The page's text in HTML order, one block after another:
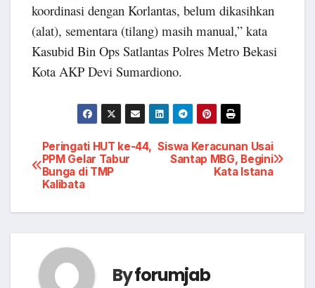
koordinasi dengan Korlantas, belum dikasihkan
(alat), sementara (tilang) masih manual,” kata
Kasubid Bin Ops Satlantas Polres Metro Bekasi
Kota AKP Devi Sumardiono.
Post
navigation
Siswa Keracunan Usai
Santap MBG, Begini
Kata Istana
Peringati HUT ke-44,
PPM Gelar Tabur
Bunga di TMP
Kalibata
Byforumjab